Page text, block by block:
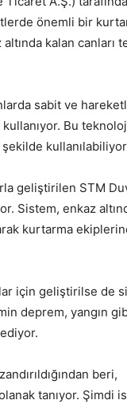
önemli bir
kalan canları
sabit ve
Bu
geliştirilen STM
Sistem, enkaz
kurtarma
için geliştirilse de
deprem, yangın
beri,
tanıyor. Şimdi